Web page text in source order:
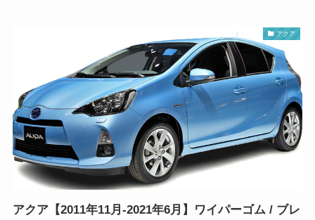
アクア
アクア【2011年11月-2021年6月】ワイパーゴム / ブレ